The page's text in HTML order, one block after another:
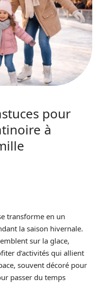
pour
à
transforme en un
la saison hivernale.
sur la glace,
d’activités qui allient
souvent décoré pour
passer du temps